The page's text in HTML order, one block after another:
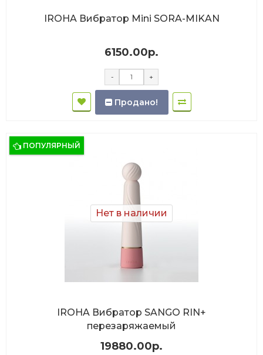
IROHA Вибратор Mini SORA-MIKAN
6150.00р.
- +
Продано!
ПОПУЛЯРНЫЙ
Нет в наличии
IROHA Вибратор SANGO RIN+
перезаряжаемый
19880.00р.